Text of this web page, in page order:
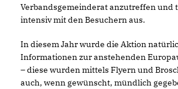
Verbandsgemeinderat anzutreffen und
intensiv mit den Besuchern aus.
In diesem Jahr wurde die Aktion
Informationen zur anstehenden
– diese wurden mittels Flyern und
auch, wenn gewünscht, mündlich